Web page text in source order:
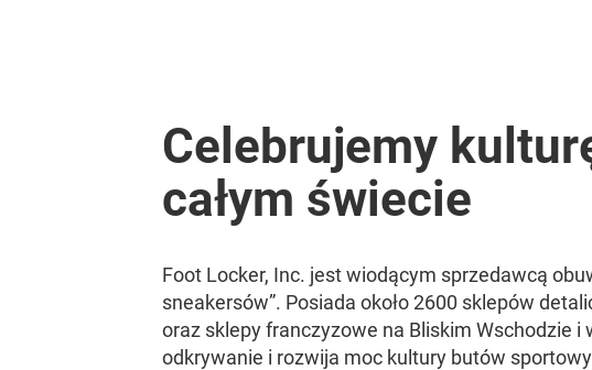
Celebrujemy
całym świecie
Foot Locker, Inc. jest wiodącym sprzedawcą
sneakersów”. Posiada około 2600 sklepów
oraz sklepy franczyzowe na Bliskim Wschodzie
odkrywanie i rozwija moc kultury butów